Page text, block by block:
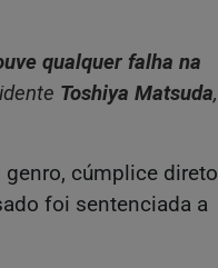
qualquer falha na
Toshiya Matsuda,
cúmplice direto
foi sentenciada a